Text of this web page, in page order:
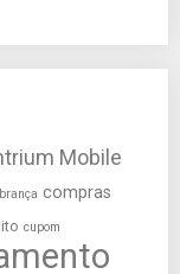
Mobile
compras
cupom